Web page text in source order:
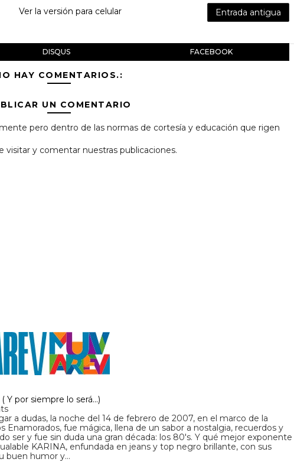
Entrada antigua
Ver la versión para celular
DISQUS FACEBOOK
HAY COMENTARIOS.:
UN COMENTARIO
pero dentro de las normas de cortesía y educación que rigen
visitar y comentar nuestras publicaciones.
Y por siempre lo será...)
a dudas, la noche del 14 de febrero de 2007, en el marco de la
Enamorados, fue mágica, llena de un sabor a nostalgia, recuerdos y
ser y fue sin duda una gran década: los 80's. Y qué mejor exponente
KARINA, enfundada en jeans y top negro brillante, con sus
buen humor y…